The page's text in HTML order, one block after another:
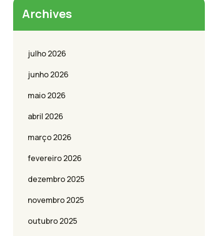
Archives
julho 2026
junho 2026
maio 2026
abril 2026
março 2026
fevereiro 2026
dezembro 2025
novembro 2025
outubro 2025